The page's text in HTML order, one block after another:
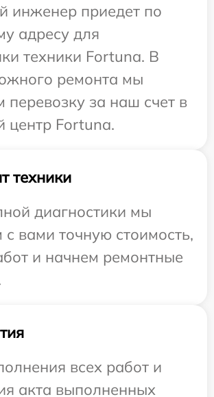
инженер приедет по
адресу для
техники Fortuna. В
ремонта мы
перевозку за наш счет в
центр Fortuna.
техники
диагностики мы
с вами точную стоимость,
и начнем ремонтные
всех работ и
акта выполненных